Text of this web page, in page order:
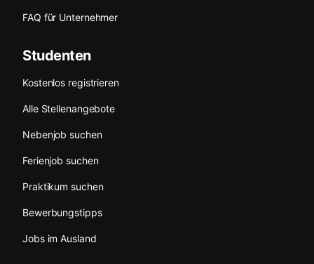
FAQ für Unternehmer
Studenten
Kostenlos registrieren
Alle Stellenangebote
Nebenjob suchen
Ferienjob suchen
Praktikum suchen
Bewerbungstipps
Jobs im Ausland